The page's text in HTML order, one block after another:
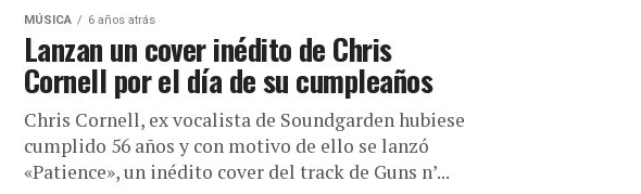
MÚSICA 6 años atrás
Lanzan un cover inédito de Chris
Cornell por el día de su cumpleaños
Chris Cornell, ex vocalista de Soundgarden hubiese
cumplido 56 años y con motivo de ello se lanzó
«Patience», un inédito cover del track de Guns n’...